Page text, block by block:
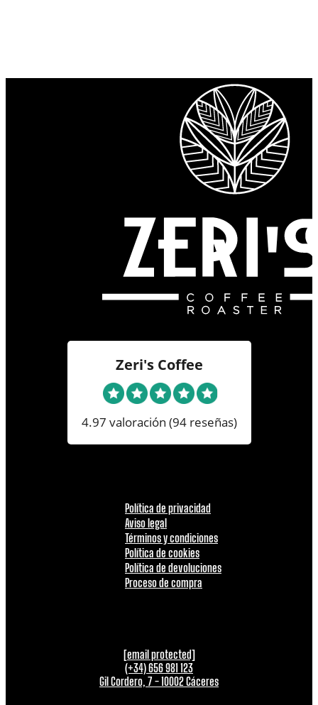
Zeri's Coffee
4.97 valoración (94 reseñas)
Política de privacidad
Aviso legal
Términos y condiciones
Política de cookies
Política de devoluciones
Proceso de compra
[email protected]
(+34) 656 981 123
Gil Cordero, 7 - 10002 Cáceres